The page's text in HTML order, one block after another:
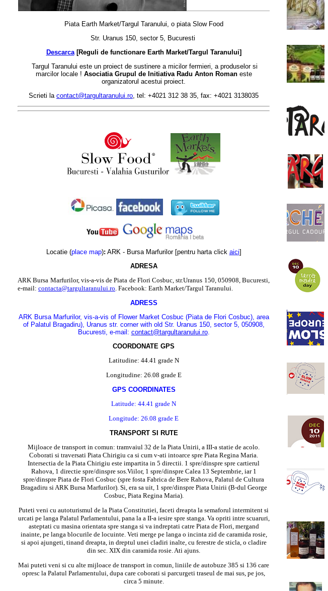
Piata Earth Market/Targul Taranului, o piata Slow Food
Str. Uranus 150, sector 5, Bucuresti
Descarca[Reguli de functionare Earth Market/Targul Taranului]
Targul Taranului este un proiect de sustinere a micilor fermieri, a produselor si
marcilor locale ! Asociatia Grupul de Initiativa Radu Anton Romaneste
organizatorul acestui proiect.
Scrieti la contact@targultaranului.ro, tel: +4021 312 38 35, fax: +4021 3138035
Locatie (place map): ARK - Bursa Marfurilor [pentru harta click aici]
ADRESA
ARK Bursa Marfurilor, vis-a-vis de Piata de Flori Cosbuc, str.Uranus 150, 050908, Bucuresti,
e-mail: contacta@targultaranului.ro . Facebook: Earth Market/Targul Taranului.
ADRESS
ARK Bursa Marfurilor, vis-a-vis of Flower Market Cosbuc (Piata de Flori Cosbuc), area
of Palatul Bragadiru), Uranus str. corner with old Str. Uranus 150, sector 5, 050908,
Bucuresti, e-mail: contact@targultaranului.ro.
COORDONATE GPS
Latitudine: 44.41 grade N
Longitudine: 26.08 grade E
GPS COORDINATES
Latitude: 44.41 grade N
Longitude: 26.08 grade E
TRANSPORT SI RUTE
Mijloace de transport in comun: tramvaiul 32 de la Piata Unirii, a III-a statie de acolo.
Coborati si traversati Piata Chirigiu ca si cum v-ati intoarce spre Piata Regina Maria.
Intersectia de la Piata Chirigiu este impartita in 5 directii. 1 spre/dinspre spre cartierul
Rahova, 1 directie spre/dinspre sos.Viilor, 1 spre/dinspre Calea 13 Septembrie, iar 1
spre/dinspre Piata de Flori Cosbuc (spre fosta Fabrica de Bere Rahova, Palatul de Cultura
Bragadiru si ARK Bursa Marfurilor). Si, era sa uit, 1 spre/dinspre Piata Unirii (B-dul George
Cosbuc, Piata Regina Maria).
Puteti veni cu autoturismul de la Piata Constitutiei, faceti dreapta la semaforul intermitent si
urcati pe langa Palatul Parlamentului, pana la a II-a iesire spre stanga. Va opriti intre scuaruri,
asteptati cu masina orientata spre stanga si va indreptati catre Piata de Flori, mergand
inainte, pe langa blocurile de locuinte. Veti merge pe langa o incinta zid de caramida rosie,
si apoi ajungeti, tinand dreapta, in dreptul unei cladiri inalte, cu ferestre de sticla, o cladire
din sec. XIX din caramida rosie. Ati ajuns.
Mai puteti veni si cu alte mijloace de transport in comun, liniile de autobuze 385 si 136 care
opresc la Palatul Parlamentului, dupa care coborati si parcurgeti traseul de mai sus, pe jos,
circa 5 minute.